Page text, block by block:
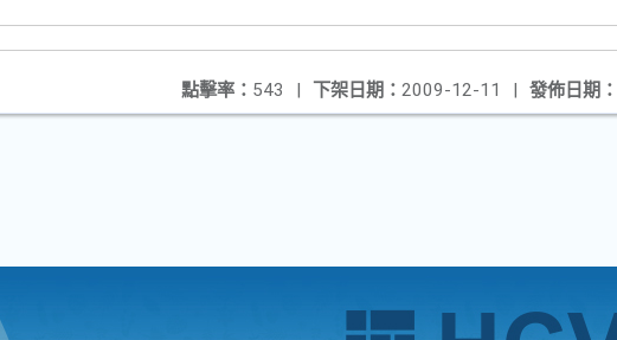
發佈日期：
下架日期： 2009-12-11 |
點擊率： 543 |